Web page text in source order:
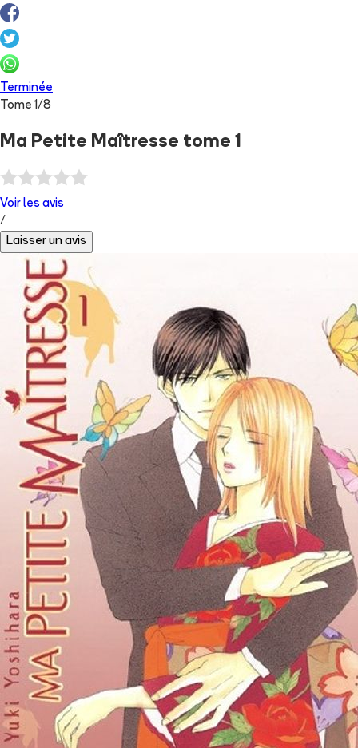
Terminée
Tome1/8
Ma Petite Maîtresse tome 1
Voir les avis
/
Laisser un avis